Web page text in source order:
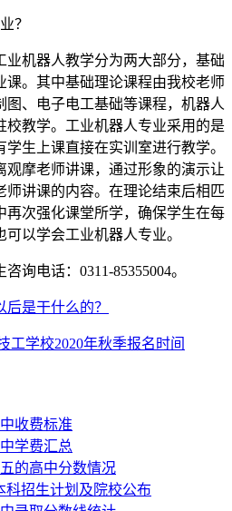
？
业机器人教学分为两大部分，基础
课。其中基础理论课程由我校老师
图、电子电工基础等课程，机器人
校教学。工业机器人专业采用的是
生上课直接在实训室进行教学。
观摩老师讲课，通过形象的演示让
师讲课的内容。在理论结束后相匹
再次强化课堂所学，确保学生在每
以学会工业机器人专业。
询电话：0311-85355004。
是干什么的？
工学校2020年秋季报名时间
收费标准
学费汇总
的高中分数情况
科招生计划及院校公布